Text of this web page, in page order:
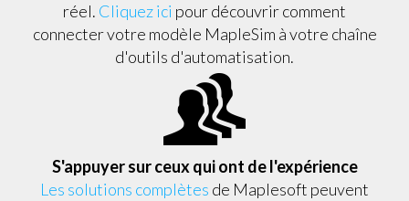
réel. Cliquez ici pour découvrir comment
connecter votre modèle MapleSim à votre chaîne
d'outils d'automatisation.
S'appuyer sur ceux qui ont de l'expérience
Les solutions complètes de Maplesoft peuvent